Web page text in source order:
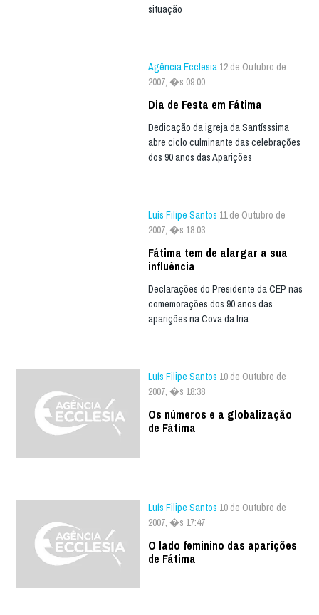
situação
Agência Ecclesia 12 de Outubro de
2007, �s 09:00
Dia de Festa em Fátima
Dedicação da igreja da Santísssima
abre ciclo culminante das celebrações
dos 90 anos das Aparições
Luís Filipe Santos 11 de Outubro de
2007, �s 18:03
Fátima tem de alargar a sua
influência
Declarações do Presidente da CEP nas
comemorações dos 90 anos das
aparições na Cova da Iria
Luís Filipe Santos 10 de Outubro de
2007, �s 18:38
Os números e a globalização
de Fátima
Luís Filipe Santos 10 de Outubro de
2007, �s 17:47
O lado feminino das aparições
de Fátima